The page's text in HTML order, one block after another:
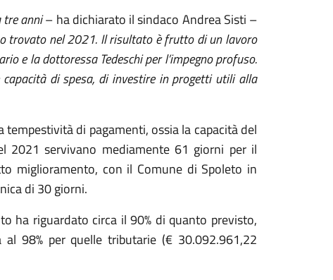
anni– ha dichiarato il sindaco Andrea Sisti –
trovato nel 2021. Il risultato è frutto di un lavoro
e la dottoressa Tedeschi per l’impegno profuso.
di spesa, di investire in progetti utili alla
di pagamenti, ossia la capacità del
2021 servivano mediamente 61 giorni per il
miglioramento, con il Comune di Spoleto in
di 30 giorni.
ha riguardato circa il 90% di quanto previsto,
98% per quelle tributarie (€ 30.092.961,22